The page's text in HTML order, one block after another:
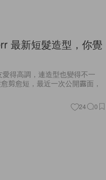
最新短髮造型，你覺
得高調，連造型也變得不一
剪愈短，最近一次公開露面，
24 0